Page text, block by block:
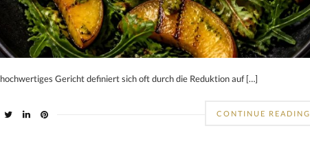
Gericht definiert sich oft durch die Reduktion auf […]
CONTINUE READING